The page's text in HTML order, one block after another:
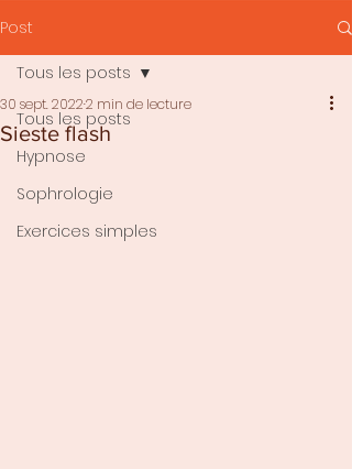
Post
Tous les posts
Hypnose
Sophrologie
Exercices simples
Tous les posts
Sieste flash
30 sept. 20222 min de lecture